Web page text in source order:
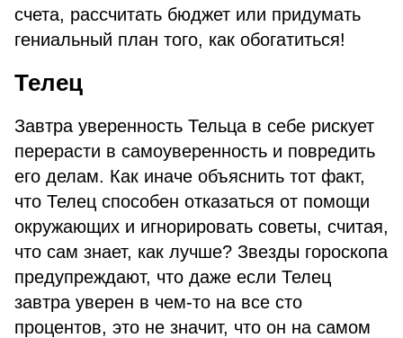
счета, рассчитать бюджет или придумать
гениальный план того, как обогатиться!
Телец
Завтра уверенность Тельца в себе рискует
перерасти в самоуверенность и повредить
его делам. Как иначе объяснить тот факт,
что Телец способен отказаться от помощи
окружающих и игнорировать советы, считая,
что сам знает, как лучше? Звезды гороскопа
предупреждают, что даже если Телец
завтра уверен в чем-то на все сто
процентов, это не значит, что он на самом